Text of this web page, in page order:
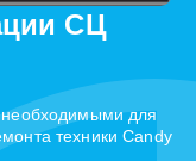
СЦ
для
техники Candy